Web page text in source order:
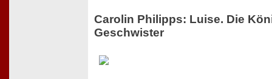
Carolin Philipps: Luise. Die
Geschwister